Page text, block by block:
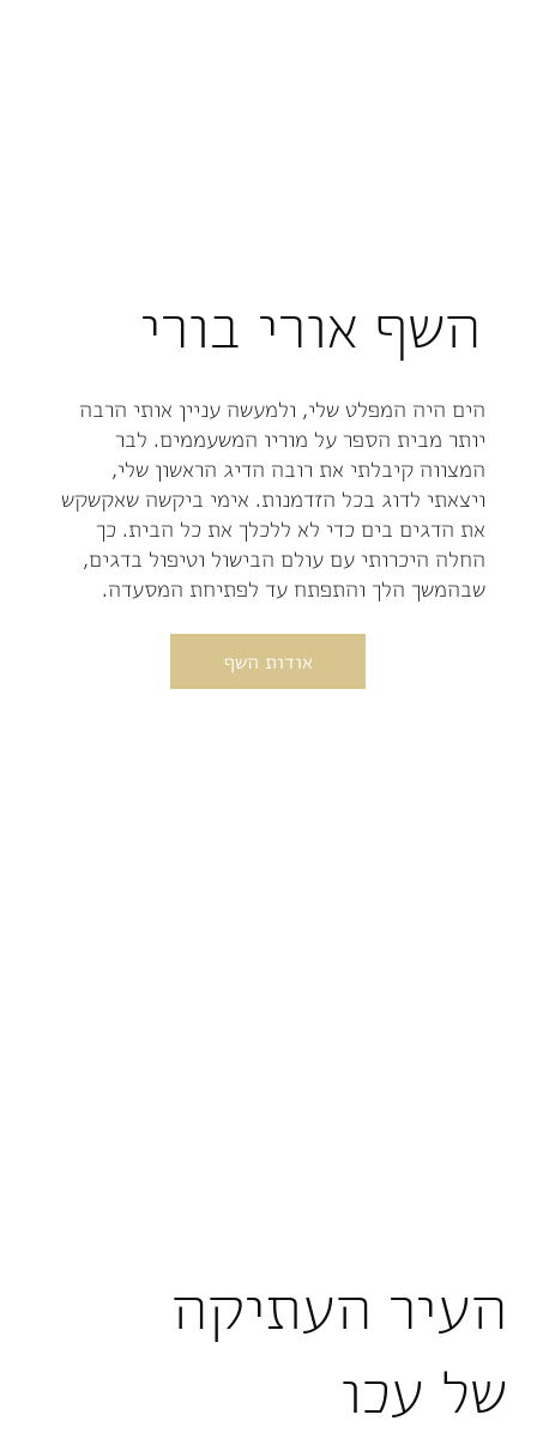
השף אורי בורי
הים היה המפלט שלי, ולמעשה עניין אותי הרבה
יותר מבית הספר על מוריו המשעממים. לבר
המצווה קיבלתי את רובה הדיג הראשון שלי,
ויצאתי לדוג בכל הזדמנות. אימי ביקשה שאקשקש
את הדגים בים כדי לא ללכלך את כל הבית. כך
החלה היכרותי עם עולם הבישול וטיפול בדגים,
שבהמשך הלך והתפתח עד לפתיחת המסעדה.
אודות השף
העיר העתיקה
של עכו